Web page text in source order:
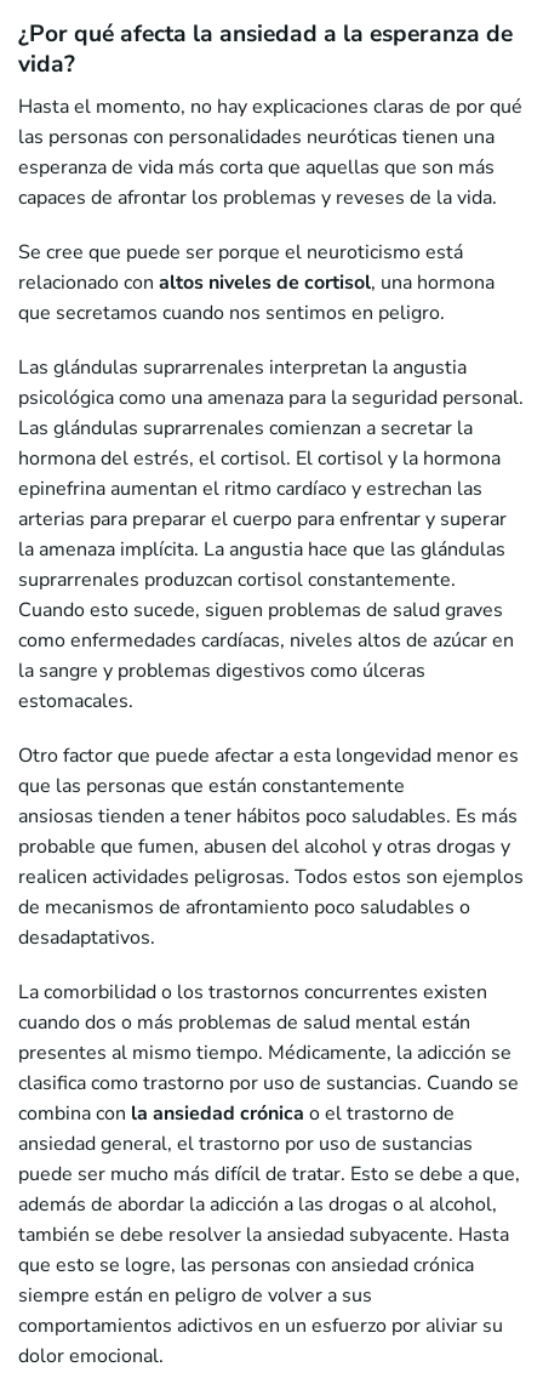
¿Por qué afecta la ansiedad a la esperanza de
vida?
Hasta el momento, no hay explicaciones claras de por qué
las personas con personalidades neuróticas tienen una
esperanza de vida más corta que aquellas que son más
capaces de afrontar los problemas y reveses de la vida.
Se cree que puede ser porque el neuroticismo está
relacionado con altos niveles de cortisol, una hormona
que secretamos cuando nos sentimos en peligro.
Las glándulas suprarrenales interpretan la angustia
psicológica como una amenaza para la seguridad personal.
Las glándulas suprarrenales comienzan a secretar la
hormona del estrés, el cortisol. El cortisol y la hormona
epinefrina aumentan el ritmo cardíaco y estrechan las
arterias para preparar el cuerpo para enfrentar y superar
la amenaza implícita. La angustia hace que las glándulas
suprarrenales produzcan cortisol constantemente.
Cuando esto sucede, siguen problemas de salud graves
como enfermedades cardíacas, niveles altos de azúcar en
la sangre y problemas digestivos como úlceras
estomacales.
Otro factor que puede afectar a esta longevidad menor es
que las personas que están constantemente
ansiosas tienden a tener hábitos poco saludables. Es más
probable que fumen, abusen del alcohol y otras drogas y
realicen actividades peligrosas. Todos estos son ejemplos
de mecanismos de afrontamiento poco saludables o
desadaptativos.
La comorbilidad o los trastornos concurrentes existen
cuando dos o más problemas de salud mental están
presentes al mismo tiempo. Médicamente, la adicción se
clasifica como trastorno por uso de sustancias. Cuando se
combina con la ansiedad crónica o el trastorno de
ansiedad general, el trastorno por uso de sustancias
puede ser mucho más difícil de tratar. Esto se debe a que,
además de abordar la adicción a las drogas o al alcohol,
también se debe resolver la ansiedad subyacente. Hasta
que esto se logre, las personas con ansiedad crónica
siempre están en peligro de volver a sus
comportamientos adictivos en un esfuerzo por aliviar su
dolor emocional.